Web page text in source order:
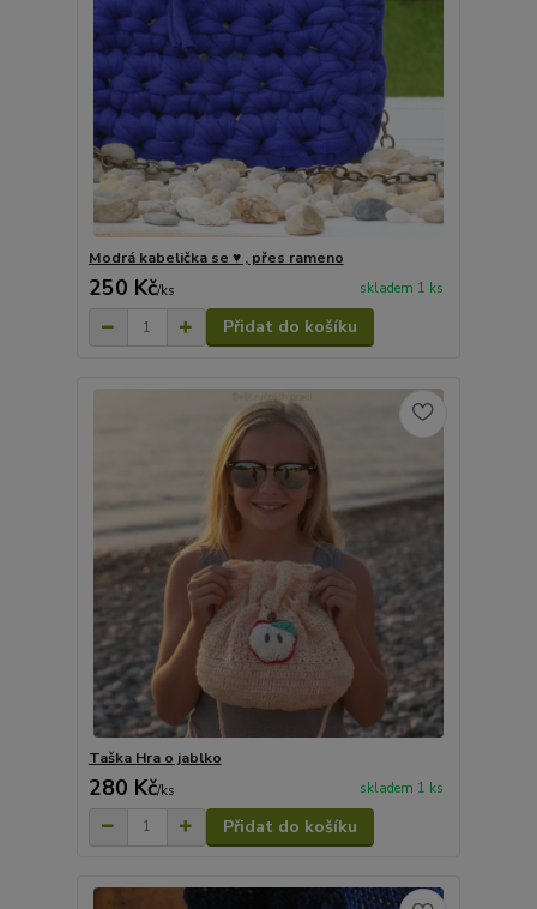
Modrá kabelička se ♥ , přes rameno
250 Kč/ks skladem 1 ks
Přidat do košíku
Taška Hra o jablko
280 Kč/ks skladem 1 ks
Přidat do košíku